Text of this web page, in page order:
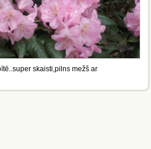
skaisti,pilns mežš ar